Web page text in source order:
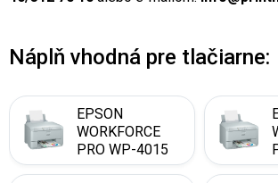
Náplň vhodná pre tlačiarne:
EPSON
WORKFORCE
PRO WP-4015
DN